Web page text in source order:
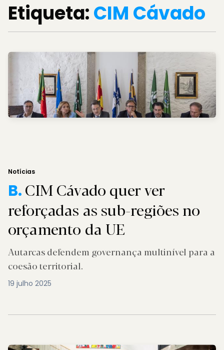
Etiqueta:CIM Cávado
Notícias
B.CIM Cávado quer ver
reforçadas as sub-regiões no
orçamento da UE
Autarcas defendem governança multinível para a
coesão territorial.
19 julho 2025